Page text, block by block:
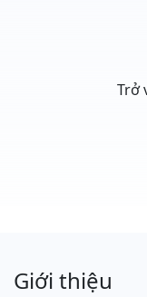
Trở
Giới thiệu